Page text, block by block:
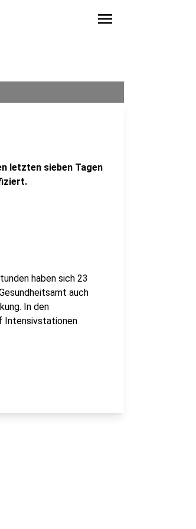
menu
letzten sieben Tagen
haben sich 23
auch
In den
Intensivstationen